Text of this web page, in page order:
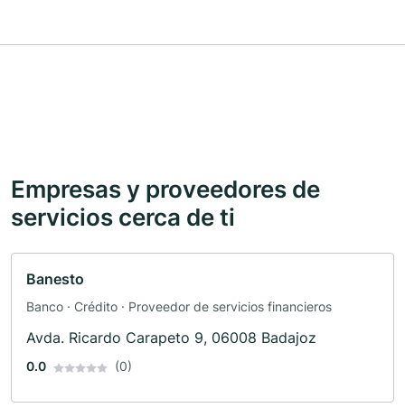
Empresas y proveedores de
servicios cerca de ti
Banesto
Banco · Crédito · Proveedor de servicios financieros
Avda. Ricardo Carapeto 9, 06008 Badajoz
0.0 (0)